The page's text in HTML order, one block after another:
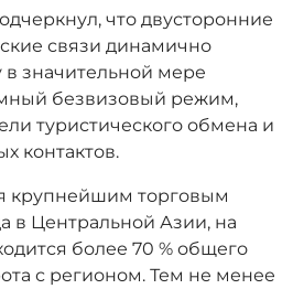
что двусторонние
связи динамично
в значительной мере
безвизовый режим,
туристического обмена и
контактов.
крупнейшим торговым
в Центральной Азии, на
более 70 % общего
с регионом. Тем не менее